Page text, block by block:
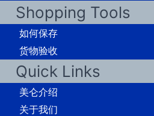
Shopping Tools
如何保存
货物验收
Quick Links
美仑介绍
关于我们